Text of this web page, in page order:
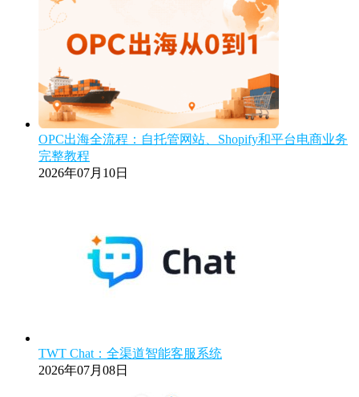
OPC出海全流程：自托管网站、Shopify和平台电商业务
完整教程
2026年07月10日
TWT Chat：全渠道智能客服系统
2026年07月08日